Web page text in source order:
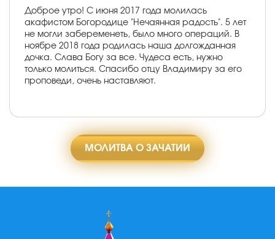
Доброе утро! С июня 2017 года молилась
акафистом Богородице "Нечаянная радость". 5 лет
не могли забеременеть, было много операций. В
ноябре 2018 года родилась наша долгожданная
дочка. Слава Богу за все. Чудеса есть, нужно
только молиться. Спасибо отцу Владимиру за его
проповеди, очень наставляют.
МОЛИТВА О ЗАЧАТИИ